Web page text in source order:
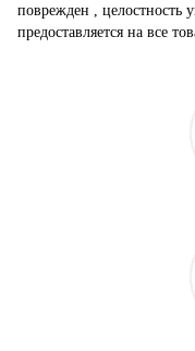
поврежден , целостность
предоставляется на все